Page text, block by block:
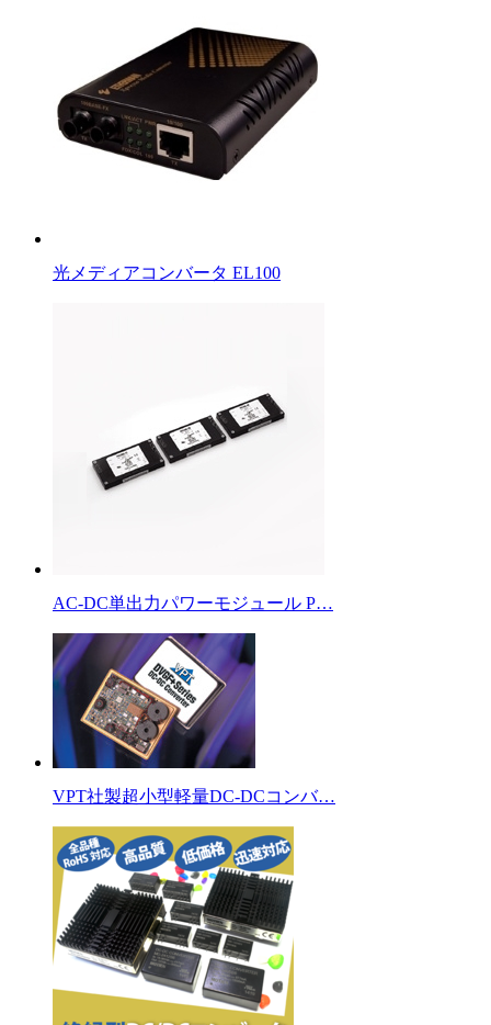
光メディアコンバータ EL100
AC-DC単出力パワーモジュール P…
VPT社製超小型軽量DC-DCコンバ…